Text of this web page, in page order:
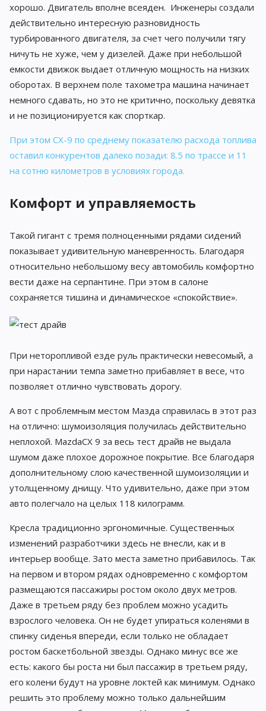
хорошо. Двигатель вполне всеяден. Инженеры создали
действительно интересную разновидность
турбированного двигателя, за счет чего получили тягу
ничуть не хуже, чем у дизелей. Даже при небольшой
емкости движок выдает отличную мощность на низких
оборотах. В верхнем поле тахометра машина начинает
немного сдавать, но это не критично, поскольку девятка
и не позиционируется как спорткар.
При этом CX-9 по среднему показателю расхода топлива
оставил конкурентов далеко позади: 8.5 по трассе и 11
на сотню километров в условиях города.
Комфорт и управляемость
Такой гигант с тремя полноценными рядами сидений
показывает удивительную маневренность. Благодаря
относительно небольшому весу автомобиль комфортно
вести даже на серпантине. При этом в салоне
сохраняется тишина и динамическое «спокойствие».
При неторопливой езде руль практически невесомый, а
при нарастании темпа заметно прибавляет в весе, что
позволяет отлично чувствовать дорогу.
А вот с проблемным местом Мазда справилась в этот раз
на отлично: шумоизоляция получилась действительно
неплохой. MazdaCX 9 за весь тест драйв не выдала
шумом даже плохое дорожное покрытие. Все благодаря
дополнительному слою качественной шумоизоляции и
утолщенному днищу. Что удивительно, даже при этом
авто полегчало на целых 118 килограмм.
Кресла традиционно эргономичные. Существенных
изменений разработчики здесь не внесли, как и в
интерьер вообще. Зато места заметно прибавилось. Так
на первом и втором рядах одновременно с комфортом
размещаются пассажиры ростом около двух метров.
Даже в третьем ряду без проблем можно усадить
взрослого человека. Он не будет упираться коленями в
спинку сиденья впереди, если только не обладает
ростом баскетбольной звезды. Однако минус все же
есть: какого бы роста ни был пассажир в третьем ряду,
его колени будут на уровне локтей как минимум. Однако
решить это проблему можно только дальнейшим